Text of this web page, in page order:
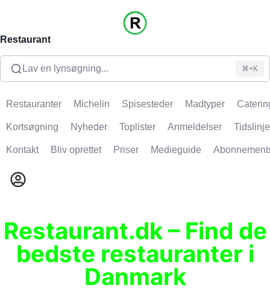
Restaurant
Lav en lynsøgning... ⌘+K
Restauranter Michelin Spisesteder Madtyper
Kortsøgning Nyheder Toplister Anmeldelser Tidslinje
Kontakt Bliv oprettet Priser Medieguide
Restaurant.dk – Find de
bedste restauranter i
Danmark